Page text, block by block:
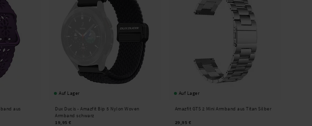
aus
Auf Lager
Dux Ducis -Amazfit Bip 5 Nylon Woven
Armband schwarz
19,95 €
Auf Lager
Amazfit GTS 2 Mini Armband aus Titan Silber
29,95 €